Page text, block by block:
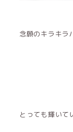
念願のキラキラ
とっても輝いて